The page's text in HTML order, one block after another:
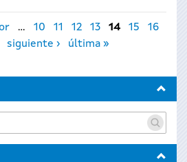
… 10 11 12 13 14 15
16
siguiente › última »